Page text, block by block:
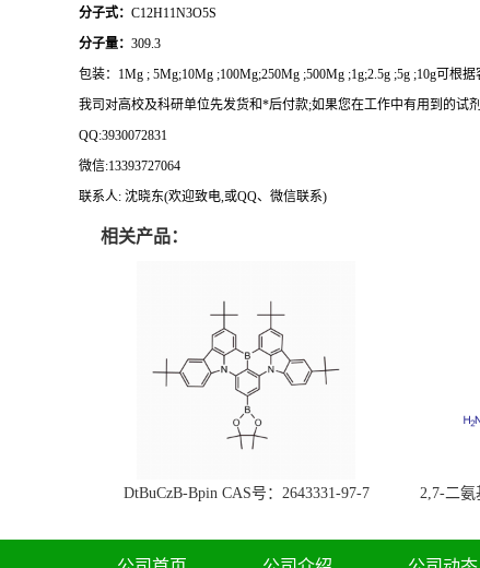
分子式： C12H11N3O5S
分子量： 309.3
包装： 1Mg ; 5Mg;10Mg ;100Mg;250Mg ;500Mg ;1g;2.5g ;5g ;10g可根
我司对高校及科研单位先发货和*后付款;如果您在工作中有用到的试
QQ:3930072831
微信:13393727064
联系人: 沈晓东(欢迎致电,或QQ、微信联系)
相关产品：
DtBuCzB-Bpin CAS号：2643331-97-7
2,7-二氨